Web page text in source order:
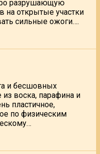
разрушающую
на открытые участки
сильные ожоги….
и бесшовных
воска, парафина и
пластичное,
по физическим